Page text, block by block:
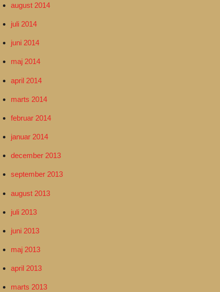
august 2014
juli 2014
juni 2014
maj 2014
april 2014
marts 2014
februar 2014
januar 2014
december 2013
september 2013
august 2013
juli 2013
juni 2013
maj 2013
april 2013
marts 2013